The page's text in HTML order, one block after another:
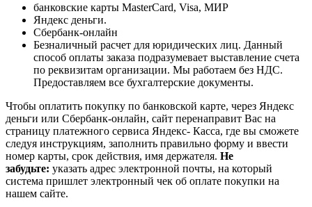
банковские карты MasterCard, Visa, МИР
Яндекс деньги.
Сбербанк-онлайн
Безналичный расчет для юридических лиц. Данный
способ оплаты заказа подразумевает выставление счета
по реквизитам организации. Мы работаем без НДС.
Предоставляем все бухгалтерские документы.
Чтобы оплатить покупку по банковской карте, через Яндекс
деньги или Сбербанк-онлайн, сайт перенаправит Вас на
страницу платежного сервиса Яндекс- Касса, где вы сможете
следуя инструкциям, заполнить правильно форму и ввести
номер карты, срок действия, имя держателя. Не
забудьте: указать адрес электронной почты, на который
система пришлет электронный чек об оплате покупки на
нашем сайте.